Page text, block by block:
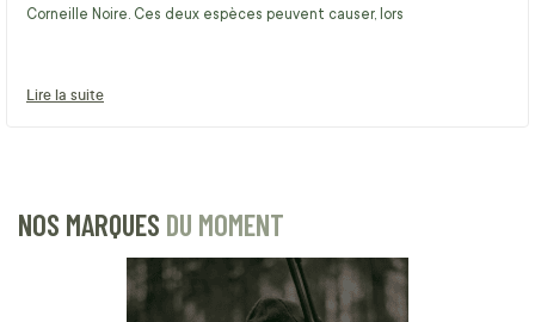
Corneille Noire. Ces deux espèces peuvent causer, lors
Lire la suite
NOS MARQUES DU MOMENT